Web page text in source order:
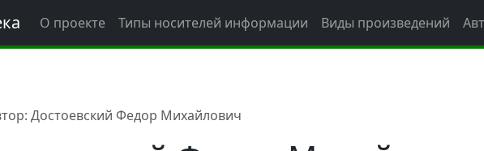
О проекте Типы носителей информации Виды произведений
Достоевский Федор Михайлович